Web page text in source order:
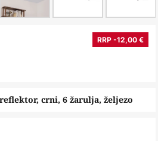
crni, 6 žarulja, željezo
RRP -12,00 €